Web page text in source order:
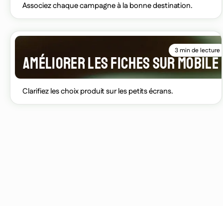
Associez chaque campagne à la bonne destination.
3 min de lecture
AMÉLIORER LES FICHES SUR MOBILE
Clarifiez les choix produit sur les petits écrans.